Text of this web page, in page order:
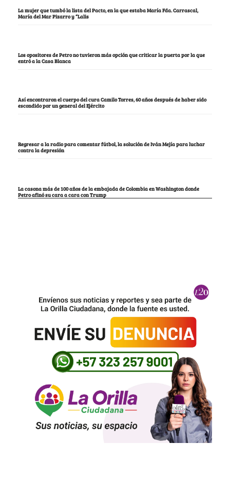
La mujer que tumbó la lista del Pacto, en la que estaba María Fda. Carrascal,
María del Mar Pizarro y “Lalis
Los opositores de Petro no tuvieron más opción que criticar la puerta por la que
entró a la Casa Blanca
Así encontraron el cuerpo del cura Camilo Torres, 60 años después de haber sido
escondido por un general del Ejército
Regresar a la radio para comentar fútbol, la solución de Iván Mejía para luchar
contra la depresión
La casona más de 100 años de la embajada de Colombia en Washington donde
Petro afinó su cara a cara con Trump